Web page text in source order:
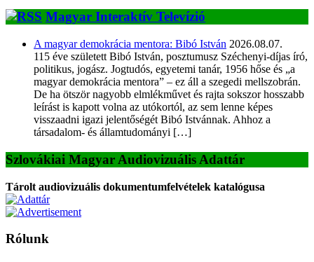
Magyar Interaktív Televízió
A magyar demokrácia mentora: Bibó István 2026.08.07.
115 éve született Bibó István, posztumusz Széchenyi-díjas író,
politikus, jogász. Jogtudós, egyetemi tanár, 1956 hőse és „a
magyar demokrácia mentora” – ez áll a szegedi mellszobrán.
De ha ötször nagyobb elmlékművet és rajta sokszor hosszabb
leírást is kapott volna az utókortól, az sem lenne képes
visszaadni igazi jelentőségét Bibó Istvánnak. Ahhoz a
társadalom- és államtudományi […]
Szlovákiai Magyar Audiovizuális Adattár
Tárolt audiovizuális dokumentumfelvételek katalógusa
Rólunk